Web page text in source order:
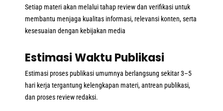
Setiap materi akan melalui tahap review dan verifikasi untuk
membantu menjaga kualitas informasi, relevansi konten, serta
kesesuaian dengan kebijakan media
Estimasi Waktu Publikasi
Estimasi proses publikasi umumnya berlangsung sekitar 3–5
hari kerja tergantung kelengkapan materi, antrean publikasi,
dan proses review redaksi.